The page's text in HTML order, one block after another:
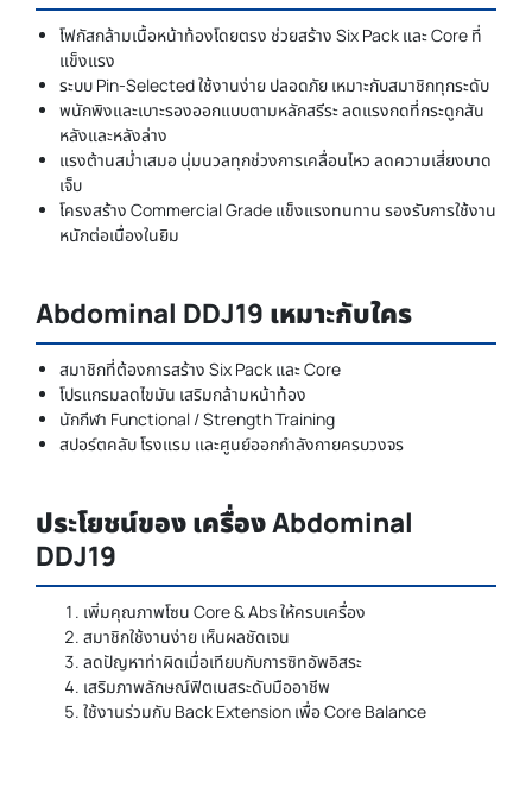
โฟกัสกล้ามเนื้อหน้าท้องโดยตรง ช่วยสร้าง Six Pack และ Core ที่
แข็งแรง
ระบบ Pin-Selected ใช้งานง่าย ปลอดภัย เหมาะกับสมาชิกทุกระดับ
พนักพิงและเบาะรองออกแบบตามหลักสรีระ ลดแรงกดที่กระดูกสัน
หลังและหลังล่าง
แรงต้านสม่ำเสมอ นุ่มนวลทุกช่วงการเคลื่อนไหว ลดความเสี่ยงบาด
เจ็บ
โครงสร้าง Commercial Grade แข็งแรงทนทาน รองรับการใช้งาน
หนักต่อเนื่องในยิม
Abdominal DDJ19 เหมาะกับใคร
สมาชิกที่ต้องการสร้าง Six Pack และ Core
โปรแกรมลดไขมัน เสริมกล้ามหน้าท้อง
นักกีฬา Functional / Strength Training
สปอร์ตคลับ โรงแรม และศูนย์ออกกำลังกายครบวงจร
ประโยชน์ของ เครื่อง Abdominal
DDJ19
เพิ่มคุณภาพโซน Core & Abs ให้ครบเครื่อง
สมาชิกใช้งานง่าย เห็นผลชัดเจน
ลดปัญหาท่าผิดเมื่อเทียบกับการซิทอัพอิสระ
เสริมภาพลักษณ์ฟิตเนสระดับมืออาชีพ
ใช้งานร่วมกับ Back Extension เพื่อ Core Balance